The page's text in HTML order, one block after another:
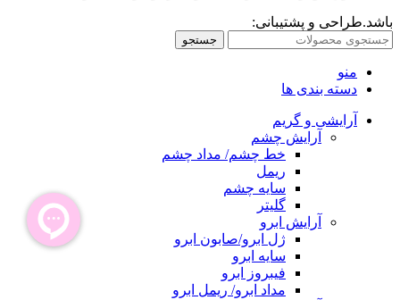
باشد.طراحی و پشتیبانی:
جستجو
منو
دسته بندی ها
آرایشی و گریم
آرایش چشم
خط چشم/ مداد چشم
ریمل
سایه چشم
گلیتر
آرایش ابرو
ژل ابرو/صابون ابرو
سایه ابرو
فیبروز ابرو
مداد ابرو/ ریمل ابرو